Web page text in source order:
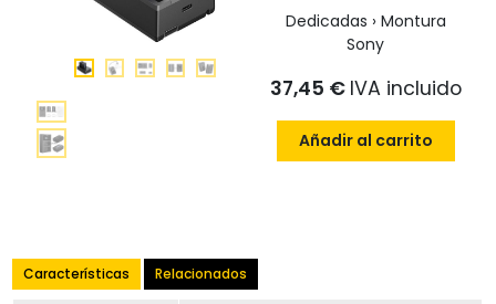
Dedicadas › Montura
Sony
37,45 € IVA incluido
Añadir al carrito
Características Relacionados